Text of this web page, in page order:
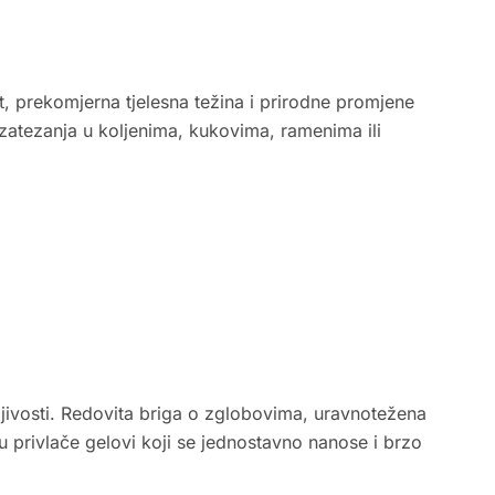
prekomjerna tjelesna težina i prirodne promjene
u koljenima, kukovima, ramenima ili
Redovita briga o zglobovima, uravnotežena
privlače gelovi koji se jednostavno nanose i brzo